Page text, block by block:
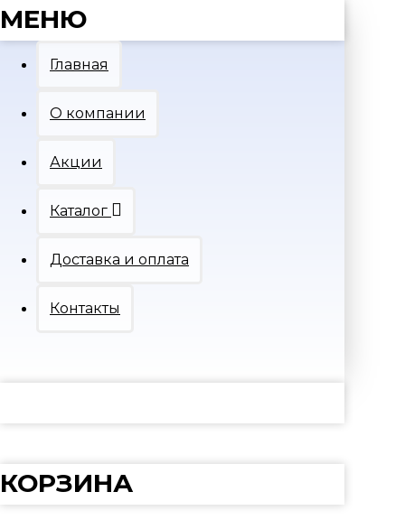
МЕНЮ
Главная
О компании
Акции
Каталог
Доставка и оплата
Контакты
КОРЗИНА